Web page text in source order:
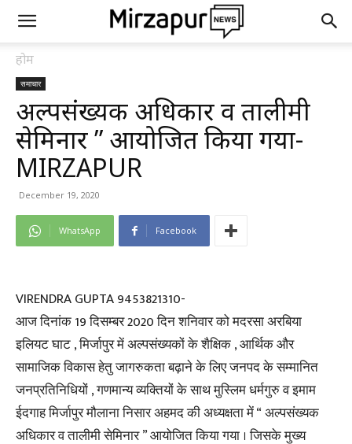
होम
समाचार
अल्पसंख्यक अधिकार व तालीमी
सेमिनार ” आयोजित किया गया-
MIRZAPUR
December 19, 2020
WhatsApp Facebook
VIRENDRA GUPTA 9453821310-
आज दिनांक 19 दिसम्बर 2020 दिन शनिवार को मदरसा अरबिया
इलियट घाट , मिर्जापुर में अल्पसंख्यकों के शैक्षिक , आर्थिक और
सामाजिक विकास हेतु जागरुकता बढ़ाने के लिए जनपद के सम्मानित
जनप्रतिनिधियों , गणमान्य व्यक्तियों के साथ मुस्लिम धर्मगुरु व इमाम
ईदगाह मिर्जापुर मौलाना निसार अहमद की अध्यक्षता में “ अल्पसंख्यक
अधिकार व तालीमी सेमिनार ” आयोजित किया गया । जिसके मुख्य